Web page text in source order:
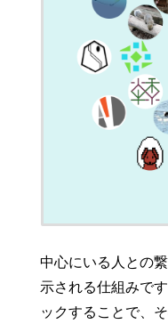
中心にいる人との
示される仕組みで
ックすることで、